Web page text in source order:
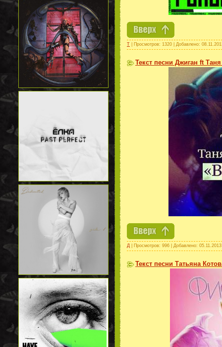
T | Просмотров: 1320 | Добавлено:
Текст песни Джиган ft
Д | Просмотров: 996 | Добавлено: 05.11.2013
Текст песни Татьяна